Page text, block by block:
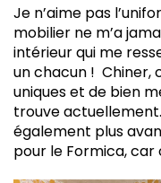
Je n’aime pas
mobilier ne m’a
intérieur qui me
un chacun ! Chiner,
uniques et de bien
trouve
également plus
pour le Formica, car